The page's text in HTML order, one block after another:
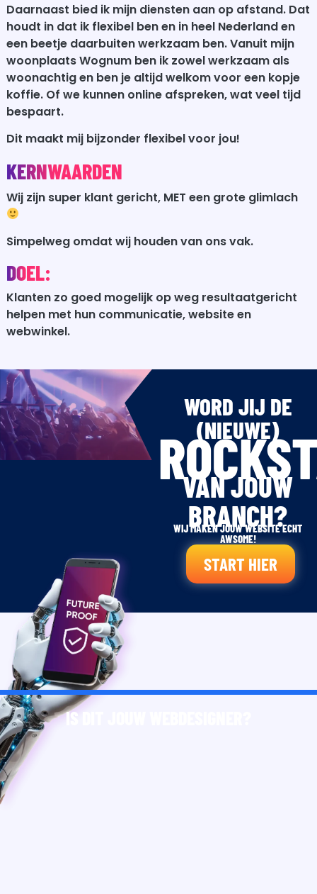
Daarnaast bied ik mijn diensten aan op afstand. Dat
houdt in dat ik flexibel ben en in heel Nederland en
een beetje daarbuiten werkzaam ben. Vanuit mijn
woonplaats Wognum ben ik zowel werkzaam als
woonachtig en ben je altijd welkom voor een kopje
koffie. Of we kunnen online afspreken, wat veel tijd
bespaart.
Dit maakt mij bijzonder flexibel voor jou!
KERNWAARDEN
Wij zijn super klant gericht, MET een grote glimlach
Simpelweg omdat wij houden van ons vak.
DOEL:
Klanten zo goed mogelijk op weg resultaatgericht
helpen met hun communicatie, website en
webwinkel.
WORD JIJ DE
(NIEUWE)
VAN JOUW
BRANCH?
WIJ MAKEN JOUW WEBSITE ECHT
AWSOME!
START HIER
IS DIT JOUW WEBDESIGNER?